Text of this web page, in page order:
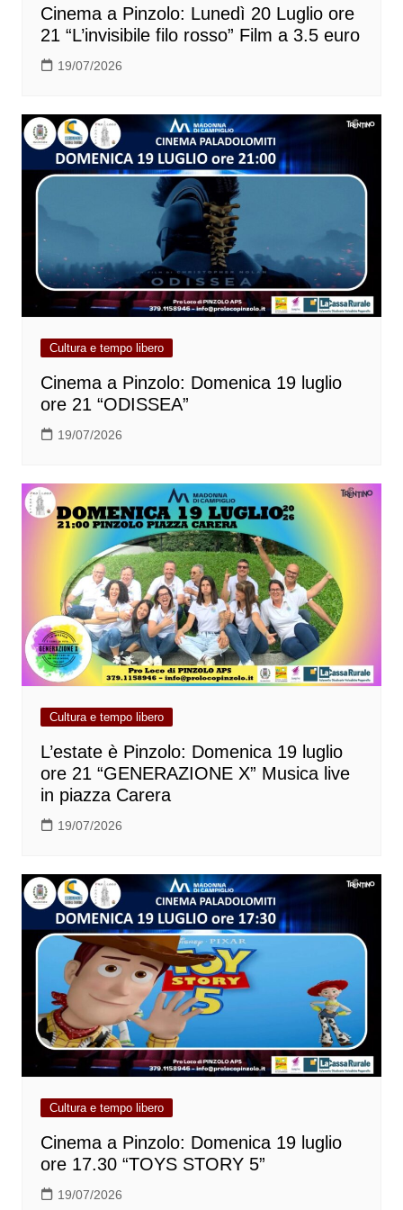
Cinema a Pinzolo: Lunedì 20 Luglio ore
21 “L’invisibile filo rosso” Film a 3.5 euro
19/07/2026
Cultura e tempo libero
Cinema a Pinzolo: Domenica 19 luglio
ore 21 “ODISSEA”
19/07/2026
Cultura e tempo libero
L’estate è Pinzolo: Domenica 19 luglio
ore 21 “GENERAZIONE X” Musica live
in piazza Carera
19/07/2026
Cultura e tempo libero
Cinema a Pinzolo: Domenica 19 luglio
ore 17.30 “TOYS STORY 5”
19/07/2026